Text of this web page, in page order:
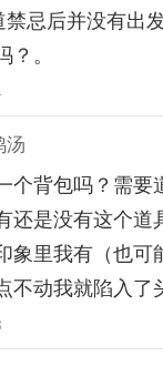
忌后并没有出
？。
汤
个背包吗？需要
还是没有这个道
象里我有（也可
不动我就陷入了
捂脸。